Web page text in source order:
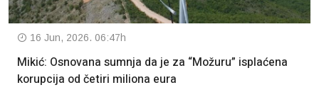
16 Jun, 2026. 06:47h
Mikić: Osnovana sumnja da je za “Možuru” isplaćena
korupcija od četiri miliona eura